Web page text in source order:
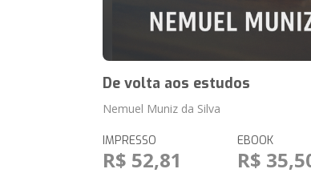
De volta aos estudos
Nemuel Muniz da Silva
IMPRESSO
R$ 52,81
EBOOK
R$